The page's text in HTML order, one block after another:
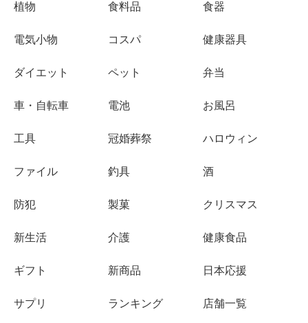
植物 食料品 食器
電気小物 コスパ 健康器具
ダイエット ペット 弁当
車・自転車 電池 お風呂
工具 冠婚葬祭 ハロウィン
ファイル 釣具 酒
防犯 製菓 クリスマス
新生活 介護 健康食品
ギフト 新商品 日本応援
サプリ ランキング 店舗一覧